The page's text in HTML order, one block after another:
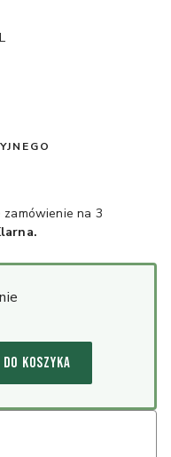
zamówienie na 3
DO KOSZYKA